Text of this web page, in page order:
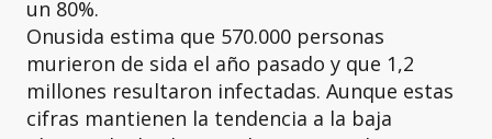
un 80%.
Onusida estima que 570.000 personas
murieron de sida el año pasado y que 1,2
millones resultaron infectadas. Aunque estas
cifras mantienen la tendencia a la baja